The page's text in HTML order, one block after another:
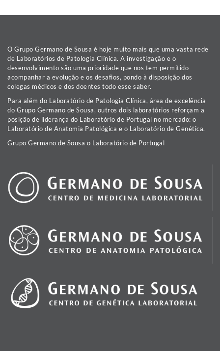
O Grupo Germano de Sousa é hoje muito mais que uma vasta rede
de Laboratórios de Patologia Clínica. A investigação e o
desenvolvimento são uma prioridade que nos tem permitido
acompanhar a evolução e os desafios, pondo à disposição dos
colegas médicos e dos doentes todo esse saber.
Para além do Laboratório de Patologia Clínica, área de excelência
do Grupo Germano de Sousa, outros dois laboratórios reforçam a
posição de liderança do Laboratório de Portugal no mercado: o
Laboratório de Anatomia Patológica e o Laboratório de Genética.
Grupo Germano de Sousa o Laboratório de Portugal